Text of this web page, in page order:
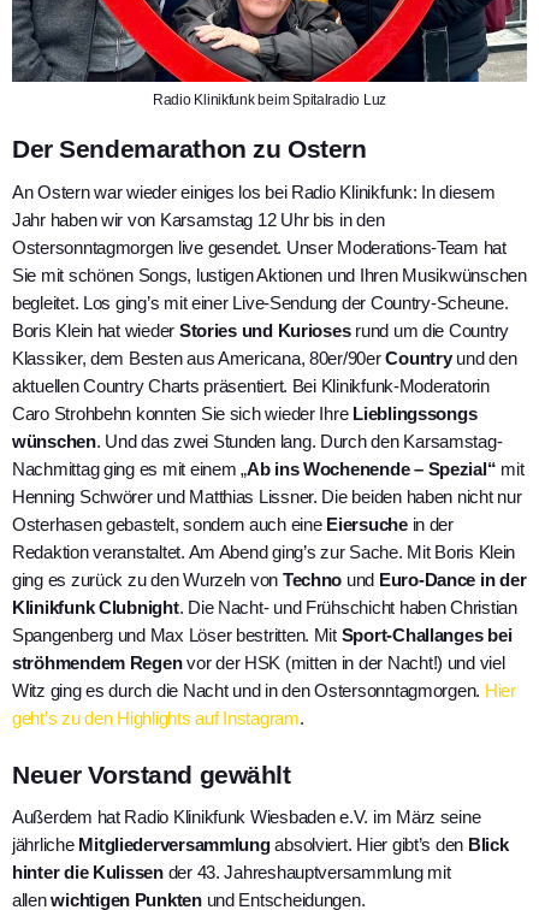
Radio Klinikfunk beim Spitalradio Luz
Der Sendemarathon zu Ostern
An Ostern war wieder einiges los bei Radio Klinikfunk: In diesem
Jahr haben wir von Karsamstag 12 Uhr bis in den
Ostersonntagmorgen live gesendet. Unser Moderations-Team hat
Sie mit schönen Songs, lustigen Aktionen und Ihren Musikwünschen
begleitet. Los ging’s mit einer Live-Sendung der Country-Scheune.
Boris Klein hat wieder Stories und Kuriosesrund um die Country
Klassiker, dem Besten aus Americana, 80er/90erCountryund den
aktuellen Country Charts präsentiert. Bei Klinikfunk-Moderatorin
Caro Strohbehn konnten Sie sich wieder Ihre Lieblingssongs
wünschen. Und das zwei Stunden lang. Durch den Karsamstag-
Nachmittag ging es mit einem „Ab ins Wochenende – Spezial“ mit
Henning Schwörer und Matthias Lissner. Die beiden haben nicht nur
Osterhasen gebastelt, sondern auch eine Eiersuchein der
Redaktion veranstaltet. Am Abend ging’s zur Sache. Mit Boris Klein
ging es zurück zu den Wurzeln von Techno und Euro-Dance in der
Klinikfunk Clubnight. Die Nacht- und Frühschicht haben Christian
Spangenberg und Max Löser bestritten. Mit Sport-Challanges bei
ströhmendem Regenvor der HSK (mitten in der Nacht!) und viel
Witz ging es durch die Nacht und in den Ostersonntagmorgen. Hier
geht’s zu den Highlights auf Instagram.
Neuer Vorstand gewählt
Außerdem hat Radio Klinikfunk Wiesbaden e.V. im März seine
jährliche Mitgliederversammlungabsolviert. Hier gibt’s den Blick
hinter die Kulissender 43. Jahreshauptversammlung mit
allenwichtigen Punktenund Entscheidungen.